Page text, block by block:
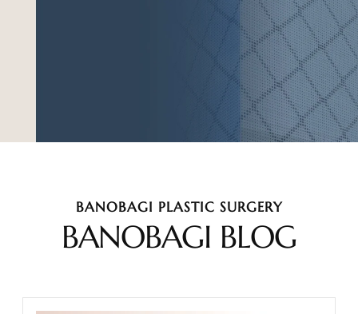
BANOBAGI PLASTIC SURGERY
BANOBAGI BLOG